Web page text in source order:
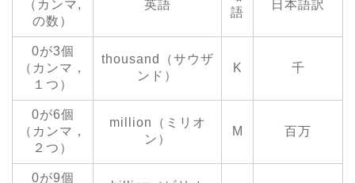
（カンマ,
の数）
英語
語
日本語訳
0が3個
（カンマ，
１つ）
thousand（サウザ
ンド）
K 千
0が6個
（カンマ，
２つ）
million（ミリオ
ン）
M 百万
0が9個